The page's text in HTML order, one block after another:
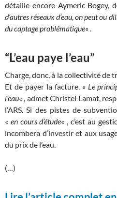
détaille encore Aymeric Bogey,
d’autres réseaux d’eau, on peut ou
du captage problématique« .
“L’eau paye l’eau”
Charge, donc, à la collectivité
Et de payer la facture. « Le
l’eau« , admet Christel Lamat,
l’ARS. Si des pistes de
« en cours d’étude« , c’est au
incombera d’investir et aux
du prix de l’eau.
(…)